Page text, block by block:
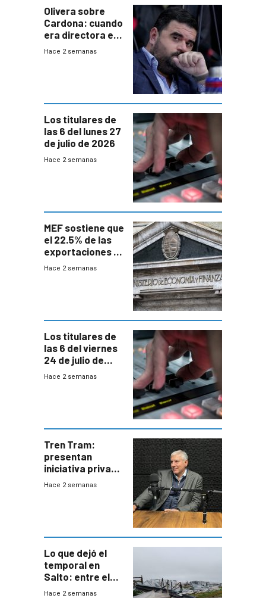
Olivera sobre
Cardona: cuando
era directora en
UTE “no era muy
Hace 2 semanas
Los titulares de
las 6 del lunes 27
de julio de 2026
Hace 2 semanas
MEF sostiene que
el 22.5% de las
exportaciones a
EE.UU se verán
Hace 2 semanas
Los titulares de
las 6 del viernes
24 de julio de
2026
Hace 2 semanas
Tren Tram:
presentan
iniciativa privada
para una red de
Hace 2 semanas
Lo que dejó el
temporal en
Salto: entre el
impacto
Hace 2 semanas